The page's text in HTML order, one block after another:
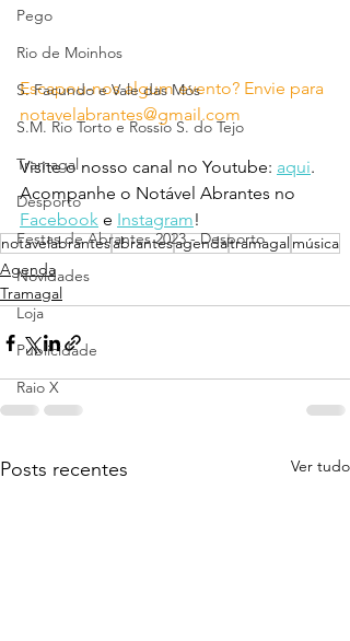
Pego
Rio de Moinhos
S. Facundo e Vale das Mós
S.M. Rio Torto e Rossio S. do Tejo
Tramagal
Desporto
Festas de Abrantes 2023 - Desporto
Novidades
Loja
Publicidade
Raio X
Escapou-nos algum evento? Envie para
notavelabrantes@gmail.com
Visite o nosso canal no Youtube: aqui.
Acompanhe o Notável Abrantes no
Facebook e Instagram!
notavelabrantesabrantesagendatramagalmúsica
Agenda
Tramagal
Posts recentes Ver tudo